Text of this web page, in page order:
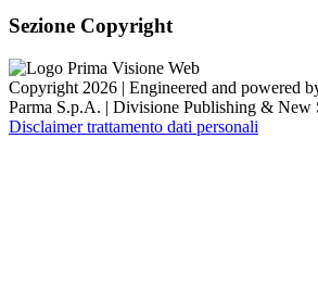
Sezione Copyright
Copyright 2026 | Engineered and powered
Parma S.p.A. | Divisione Publishing & New
Disclaimer trattamento dati personali